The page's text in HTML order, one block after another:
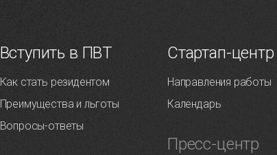
Вступить в ПВТ
Как стать резидентом
Преимущества и льготы
Вопросы-ответы
Стартап-центр
Направления работы
Календарь
Пресс-центр